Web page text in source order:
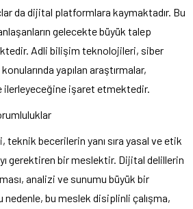
da dijital platformlara kaymaktadır. Bu
gelecekte büyük talep
Adli bilişim teknolojileri, siber
yapılan araştırmalar,
ilerleyeceğine işaret etmektedir.
becerilerin yanı sıra yasal ve etik
gerektiren bir meslektir. Dijital delillerin
analizi ve sunumu büyük bir
bu meslek disiplinli çalışma,